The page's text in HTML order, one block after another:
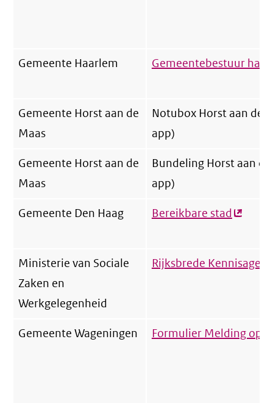
Gemeente Haarlem Gemeentebestuur
Gemeente Horst aan de
Maas
Notubox Horst aan de
app)
Gemeente Horst aan de
Maas
Bundeling Horst aan
app)
Gemeente Den Haag Bereikbare stad
Ministerie van Sociale
Zaken en
Werkgelegenheid
Rijksbrede
Gemeente Wageningen Formulier Melding